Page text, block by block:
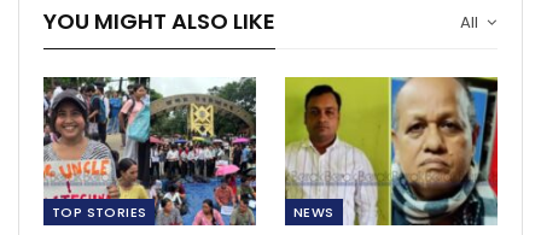
All
YOU MIGHT ALSO LIKE
TOP STORIES NEWS